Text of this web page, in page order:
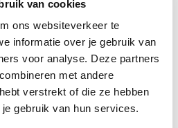
van cookies
ons websiteverkeer te
informatie over je gebruik van
voor analyse. Deze partners
met andere
verstrekt of die ze hebben
gebruik van hun services.